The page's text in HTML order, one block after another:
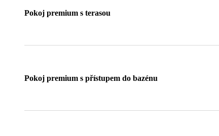
Pokoj premium s terasou
Pokoj premium s přístupem do bazénu